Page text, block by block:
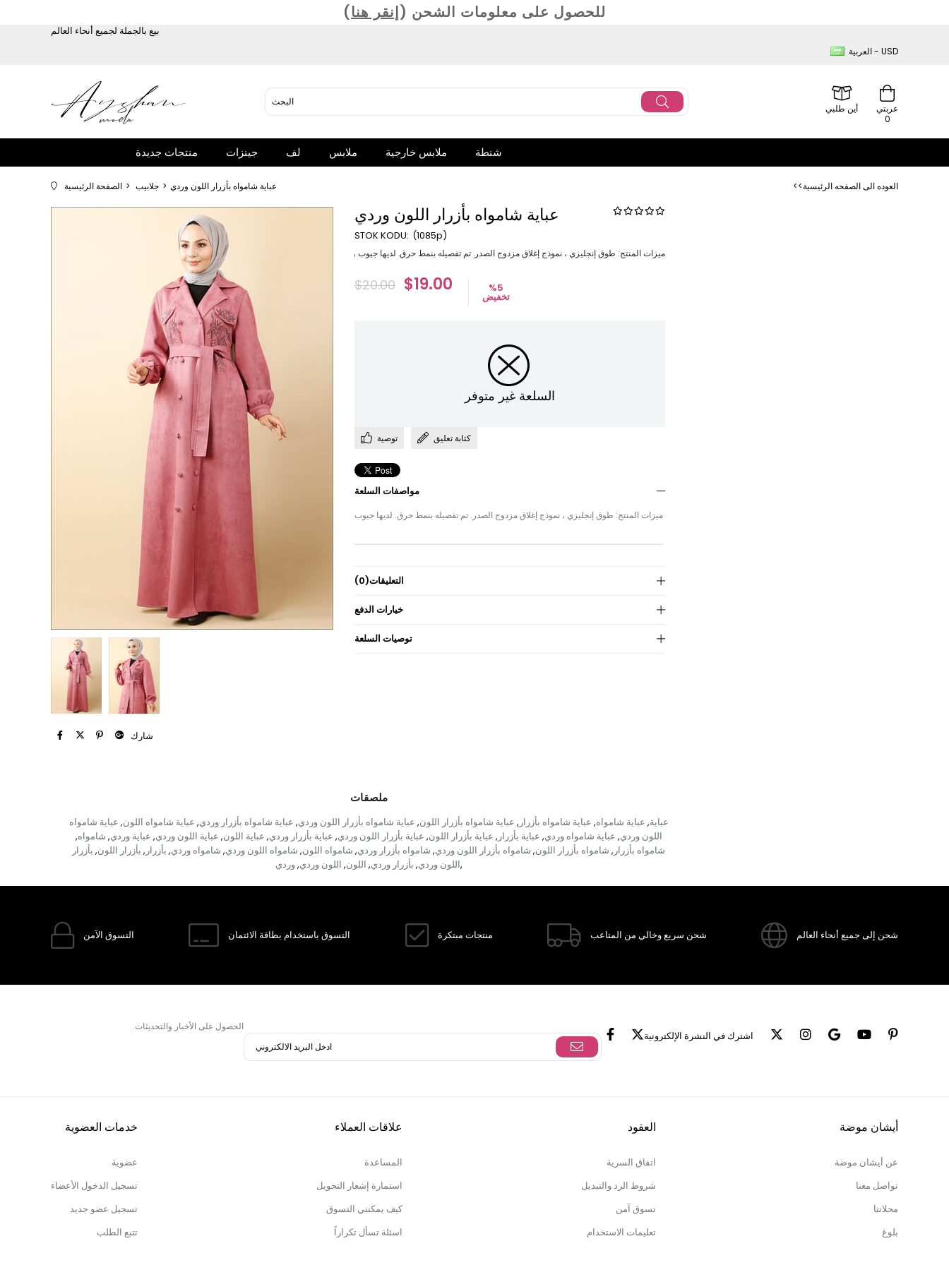
(للحصول على معلومات الشحن (إنقر هنا
بيع بالجملة لجميع أنحاء العالم
العربية - USD
عربتي
0
أين طلبي
منتجات جديدة جينزات لف ملابس ملابس خارجية شنطة
الصفحة الرئيسية جلابيب عباية شامواه بأزرار اللون وردي <<العوده‌ الی الصفحه‌ الرئیسیة
شارك
عباية شامواه بأزرار اللون وردي
(1085p)
ميزات المنتج: طوق إنجليزي ، نموذج إغلاق مزدوج الصدر. تم تفصيله بنمط حرق. لديها جيوب وأزرار. ميزة النسيج: طول المنتج من جلد الغزال: 145 سم. نطاق الحجم: تتوفر أحجام 38-40-42-44-46-48-50. أبعاد النموذج: الارتفاع: 1.65 الوزن: 55 محيط الصدر: 85 سم محيط الخصر: 70 سم محيط الورك: 98 سم ملاحظة: قد يكون هناك اختلاف في لون المنتج بسبب مفهوم التصوير الفوتوغرافي.
$20.00 $19.00 %5
تخفيض
السلعة غير متوفر
توصية كتابة تعليق
مواصفات السلعة
ميزات المنتج: طوق إنجليزي ، نموذج إغلاق مزدوج الصدر. تم تفصيله بنمط حرق. لديها جيوب وأزرار. ميزة النسيج: طول المنتج من جلد الغزال: 145 سم. نطاق الحجم: تتوفر أحجام 38-40-42-44-46-48-50. أبعاد النموذج: الارتفاع: 1.65 الوزن: 55 محيط الصدر: 85 سم محيط الخصر: 70 سم محيط الورك: 98 سم ملاحظة: قد يكون هناك اختلاف في لون المنتج بسبب مفهوم التصوير الفوتوغرافي.
التعليقات(0)
خيارات الدفع
توصيات السلعة
ملصقات
عباية, عباية شامواه, عباية شامواه بأزرار , عباية شامواه بأزرار اللون, عباية شامواه بأزرار اللون وردي, عباية شامواه بأزرار وردي, عباية شامواه اللون, عباية شامواه
اللون وردي, عباية شامواه وردي, عباية بأزرار , عباية بأزرار اللون, عباية بأزرار اللون وردي, عباية بأزرار وردي, عباية اللون, عباية اللون وردي, عباية وردي, شامواه,
شامواه بأزرار , شامواه بأزرار اللون, شامواه بأزرار اللون وردي, شامواه بأزرار وردي, شامواه اللون, شامواه اللون وردي, شامواه وردي, بأزرار , بأزرار اللون, بأزرار
اللون وردي, بأزرار وردي, اللون, اللون وردي, وردي ,
شحن إلى جميع أنحاء العالم شحن سريع وخالي من المتاعب منتجات مبتكرة التسوق باستخدام بطاقة الائتمان التسوق الآمن
الحصول على الأخبار والتحديثات.
اشترك في النشرة الإلكترونية
أيشان موضة
عن أيشان موضة
تواصل معنا
محلاتنا
بلوغ
العقود
اتفاق السرية
شروط الرد والتبديل
تسوق آمن
تعليمات الاستخدام
علاقات العملاء
المساعدة
استمارة إشعار التحويل
كيف يمكنني التسوق
اسئلة تسأل تكراراً
خدمات العضوية
عضوية
تسجيل الدخول الأعضاء
تسجيل عضو جديد
تتبع الطلب